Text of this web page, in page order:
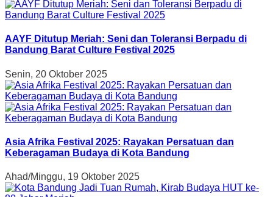
AAYF Ditutup Meriah: Seni dan Toleransi Berpadu di
Bandung Barat Culture Festival 2025
Senin, 20 Oktober 2025
Asia Afrika Festival 2025: Rayakan Persatuan dan
Keberagaman Budaya di Kota Bandung
Ahad/Minggu, 19 Oktober 2025